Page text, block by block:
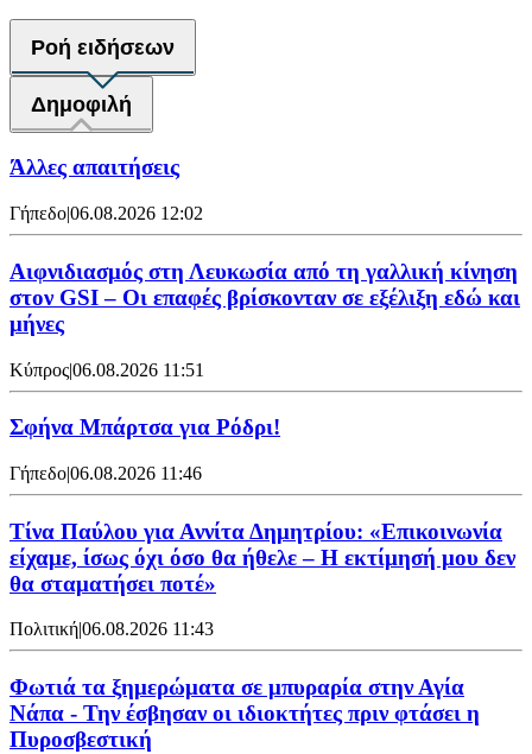
Ροή ειδήσεων
Δημοφιλή
Άλλες απαιτήσεις
Γήπεδο|06.08.2026 12:02
Αιφνιδιασμός στη Λευκωσία από τη γαλλική κίνηση
στον GSI – Οι επαφές βρίσκονταν σε εξέλιξη εδώ και
μήνες
Κύπρος|06.08.2026 11:51
Σφήνα Μπάρτσα για Ρόδρι!
Γήπεδο|06.08.2026 11:46
Τίνα Παύλου για Αννίτα Δημητρίου: «Επικοινωνία
είχαμε, ίσως όχι όσο θα ήθελε – Η εκτίμησή μου δεν
θα σταματήσει ποτέ»
Πολιτική06.08.2026 11:43
Φωτιά τα ξημερώματα σε μπυραρία στην Αγία
Νάπα - Την έσβησαν οι ιδιοκτήτες πριν φτάσει η
Πυροσβεστική